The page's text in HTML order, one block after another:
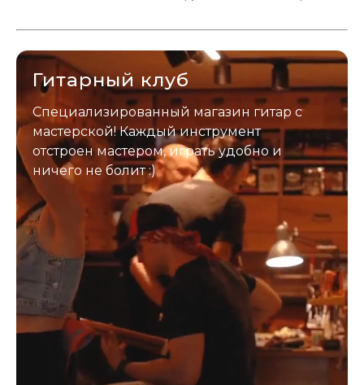
застрахован. Случись что -
Гитарный клуб
Специализированный магазин гитар с
мастерской! Каждый инструмент
отстроен мастером, играть удобно и
ничего не болит :)